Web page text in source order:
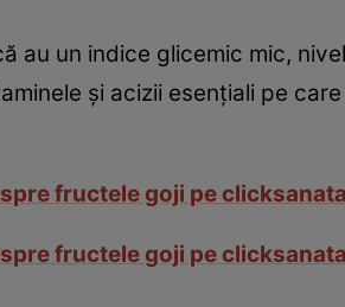
au un indice glicemic mic,
şi acizii esenţiali pe
fructele goji pe
fructele goji pe